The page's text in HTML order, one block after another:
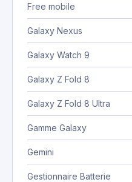
Free mobile
Galaxy Nexus
Galaxy Watch 9
Galaxy Z Fold 8
Galaxy Z Fold 8 Ultra
Gamme Galaxy
Gemini
Gestionnaire Batterie